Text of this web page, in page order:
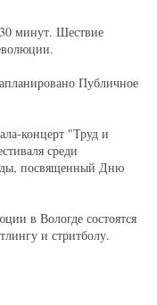
минут. Шествие
Публичное
концерт "Труд и
среди
посвященный Дню
в Вологде состоятся
и стритболу.